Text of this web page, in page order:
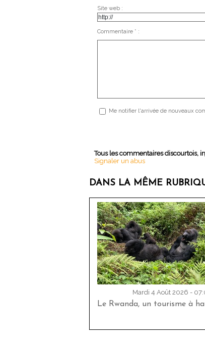
Site web :
Commentaire * :
Me notifier l'arrivée de nouveaux
Tous les commentaires discourtois,
Signaler un abus
DANS LA MÊME
Mardi 4 Août 2026 -
Le Rwanda, un tourisme à